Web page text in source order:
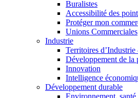
Buralistes
Accessibilité des
Protéger mon
Unions Commerciales
Industrie
Territoires
Développement de la
Innovation
Intelligence
Développement durable
Environnement, santé